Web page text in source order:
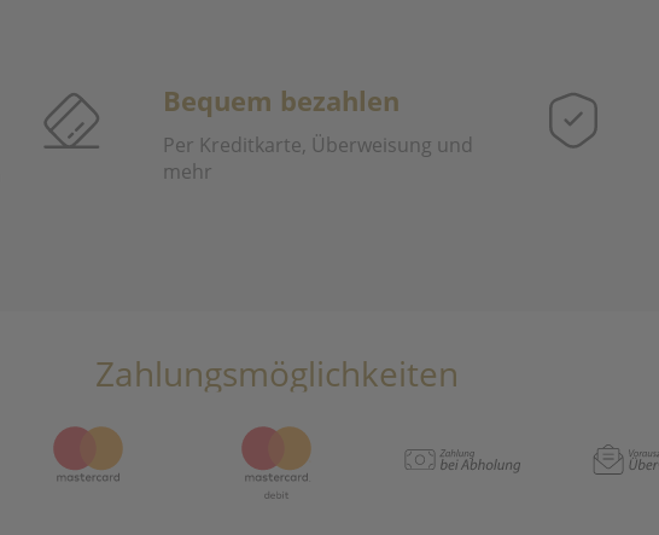
Bequem bezahlen
Per Kreditkarte, Überweisung und
mehr
Zahlungsmöglichkeiten